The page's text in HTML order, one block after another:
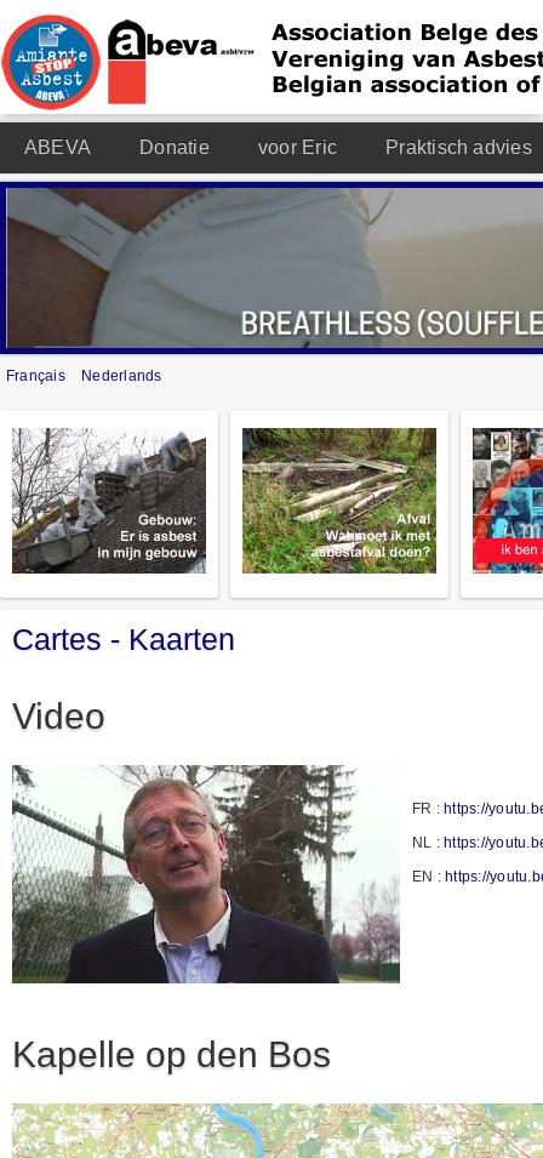
ABEVA Donatie voor Eric Praktisch advies
Français Nederlands
Cartes - Kaarten
Video
FR :https://
NL :https://
EN :https://
Kapelle op den Bos